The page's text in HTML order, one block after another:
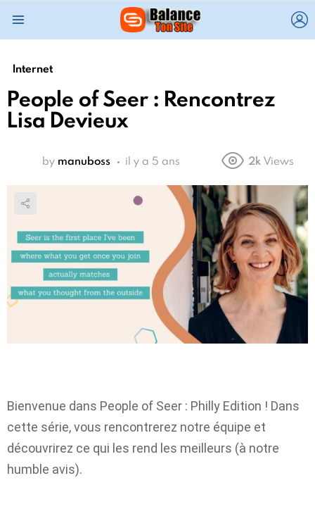
Internet
People of Seer : Rencontrez
Lisa Devieux
by manuboss il y a 5 ans 2k Views
Bienvenue dans People of Seer : Philly Edition ! Dans
cette série, vous rencontrerez notre équipe et
découvrirez ce qui les rend les meilleurs (à notre
humble avis).